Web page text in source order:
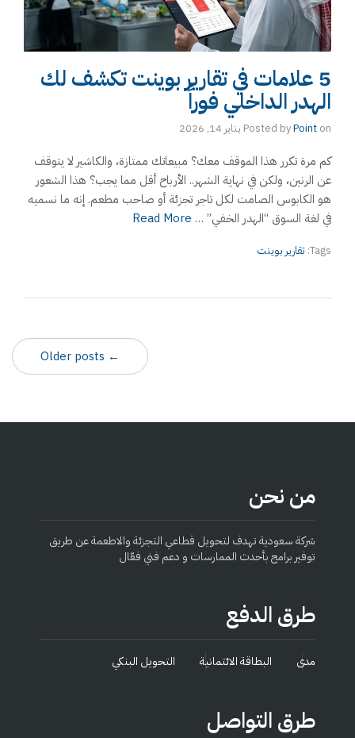
5 علامات في تقارير بوينت تكشف لك
الهدر الداخلي فوراً
Posted byPoint on يناير 14, 2026
كم مرة تكرر هذا الموقف معك؟ مبيعاتك ممتازة، والكاشير لا يتوقف
عن الرنين، ولكن في نهاية الشهر.. الأرباح أقل مما يجب؟ هذا الشعور
هو الكابوس الصامت لكل تاجر تجزئة أو صاحب مطعم. إنه ما نسميه
في لغة السوق “الهدر الخفي” … Read More
Tags: تقارير بوينت
← Older posts
من نحن
شركة سعودية تهدف لتحويل قطاعي التجزئة والاطعمة عن طريق
توفير برامج بأحدث الممارسات و دعم فني فعّال
طرق الدفع
مدى البطاقة الائتمانية التحويل البنكي
طرق التواصل